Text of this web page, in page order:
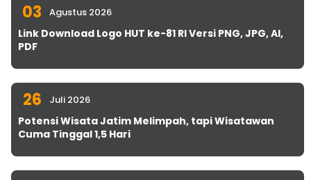
03 Agustus 2026
Link Download Logo HUT ke-81 RI Versi PNG, JPG, AI,
PDF
26 Juli 2026
Potensi Wisata Jatim Melimpah, tapi Wisatawan
Cuma Tinggal 1,5 Hari